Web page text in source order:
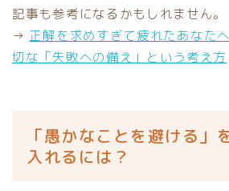
記事も参考になるかもしれません。
→ 正解を求めすぎて疲れたあなた
切な「失敗への備え」という考え方
「愚かなことを避ける」
入れるには？